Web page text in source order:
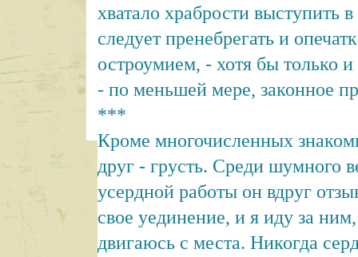
хватало храбрости выступить
следует пренебрегать и
остроумием, - хотя бы только и
- по меньшей мере, законное
***
Кроме многочисленных
друг - грусть. Среди шумного
усердной работы он вдруг
свое уединение, и я иду за
двигаюсь с места. Никогда